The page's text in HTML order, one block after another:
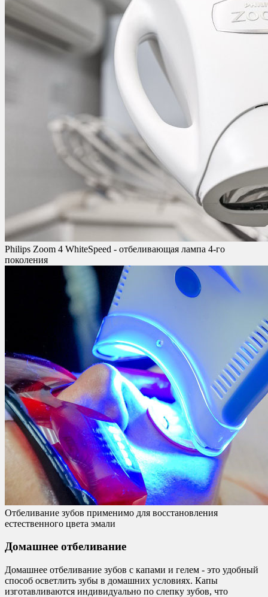
Philips Zoom 4 WhiteSpeed - отбеливающая лампа 4-го
поколения
Отбеливание зубов применимо для восстановления
естественного цвета эмали
Домашнее отбеливание
Домашнее отбеливание зубов с капами и гелем - это удобный
способ осветлить зубы в домашних условиях. Капы
изготавливаются индивидуально по слепку зубов, что